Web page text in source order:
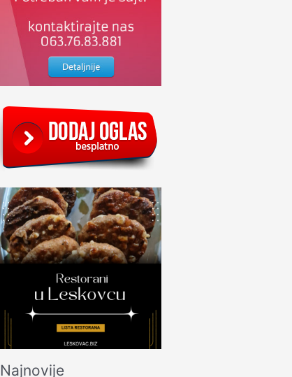
Najnovije